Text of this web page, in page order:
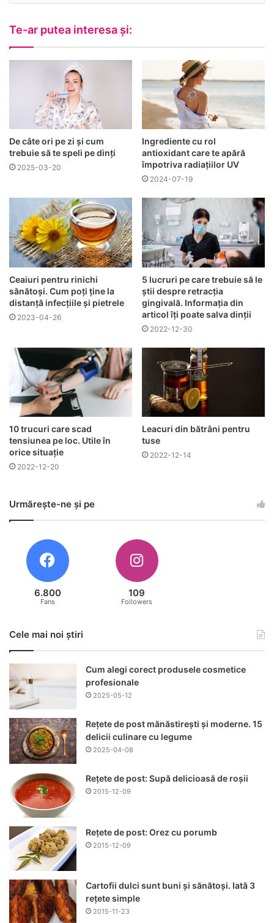
t
ă
u
Te-ar putea interesa și:
De câte ori pe zi și cum
trebuie să te speli pe dinți
2025-03-20
Ingrediente cu rol
antioxidant care te apără
împotriva radiațiilor UV
2024-07-19
Ceaiuri pentru rinichi
sănătoși. Cum poți ține la
distanță infecțiile și pietrele
2023-04-26
5 lucruri pe care trebuie să le
știi despre retracția
gingivală. Informația din
articol îți poate salva dinții
2022-12-30
10 trucuri care scad
tensiunea pe loc. Utile în
orice situație
2022-12-20
Leacuri din bătrâni pentru
tuse
2022-12-14
Urmărește-ne și pe
6.800
Fans
109
Followers
Cele mai noi știri
Cum alegi corect produsele cosmetice
profesionale
2025-05-12
Rețete de post mănăstirești și moderne. 15
delicii culinare cu legume
2025-04-08
Rețete de post: Supă delicioasă de roșii
2015-12-09
Rețete de post: Orez cu porumb
2015-12-09
Cartofii dulci sunt buni și sănătoși. Iată 3
rețete simple
2015-11-23